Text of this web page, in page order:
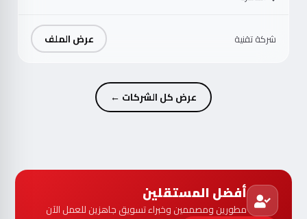
شركة تقنية عرض الملف
عرض كل الشركات ←
أفضل المستقلين
مطورين ومصممين وخبراء تسويق جاهزين للعمل الآن